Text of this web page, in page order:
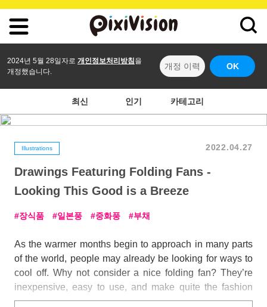
2024년 5월 28일자로 개인정보처리방침 을
개정했습니다.
개정 이력 OK
최신 인기 카테고리
Illustrations 2022.04.27
Drawings Featuring Folding Fans -
Looking This Good is a Breeze
장식품 일본풍 중화풍 부채
As the warmer months begin to approach in many parts
of the world, people may already be looking for ways to
cool off. Why not consider a nice folding fan? They’re
inexpensive, easy to use, and make quite the fashion
statement. Not only that, some characters even use them